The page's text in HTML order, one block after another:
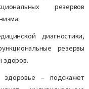
резервов
диагностики,
резервы
здоров.
– подскажет